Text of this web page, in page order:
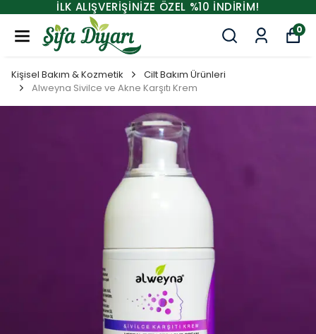
İLK ALIŞVERİŞİNİZE ÖZEL %10 İNDİRİM!
0
Kişisel Bakım & Kozmetik
Cilt Bakım Ürünleri
Alweyna Sivilce ve Akne Karşıtı Krem